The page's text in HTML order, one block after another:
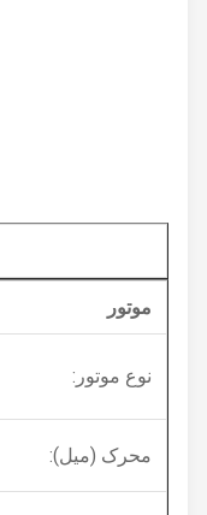
موتور
نوع موتور:
محرک (میل):